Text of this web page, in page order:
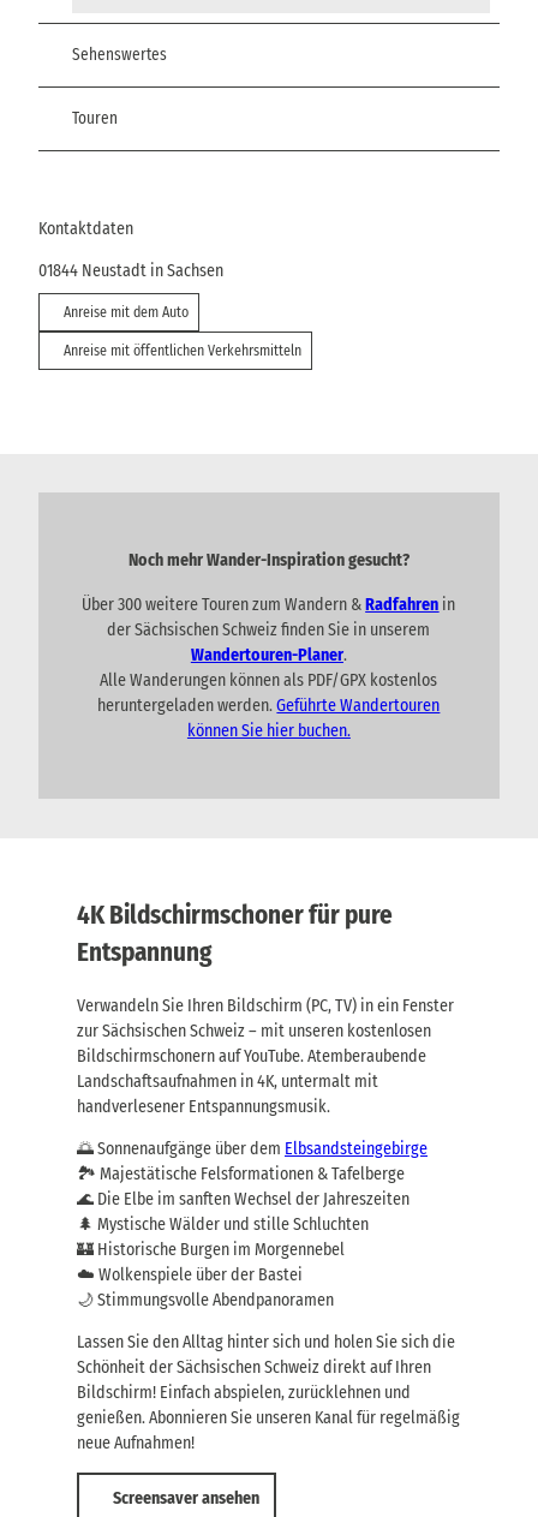
Sehenswertes
Touren
Kontaktdaten
01844 Neustadt in Sachsen
Anreise mit dem Auto
Anreise mit öffentlichen Verkehrsmitteln
Noch mehr Wander-Inspiration gesucht?
Über 300 weitere Touren zum Wandern &Radfahren in
der Sächsischen Schweiz finden Sie in unserem
Wandertouren-Planer.
Alle Wanderungen können als PDF/GPX kostenlos
heruntergeladen werden.Geführte Wandertouren
können Sie hier buchen.
4K Bildschirmschoner für pure
Entspannung
Verwandeln Sie Ihren Bildschirm (PC, TV) in ein Fenster
zur Sächsischen Schweiz – mit unseren kostenlosen
Bildschirmschonern auf YouTube. Atemberaubende
Landschaftsaufnahmen in 4K, untermalt mit
handverlesener Entspannungsmusik.
🌅 Sonnenaufgänge über dem Elbsandsteingebirge
🏞️ Majestätische Felsformationen & Tafelberge
🌊 Die Elbe im sanften Wechsel der Jahreszeiten
🌲 Mystische Wälder und stille Schluchten
🏰 Historische Burgen im Morgennebel
☁️ Wolkenspiele über der Bastei
🌙 Stimmungsvolle Abendpanoramen
Lassen Sie den Alltag hinter sich und holen Sie sich die
Schönheit der Sächsischen Schweiz direkt auf Ihren
Bildschirm! Einfach abspielen, zurücklehnen und
genießen. Abonnieren Sie unseren Kanal für regelmäßig
neue Aufnahmen!
Screensaver ansehen